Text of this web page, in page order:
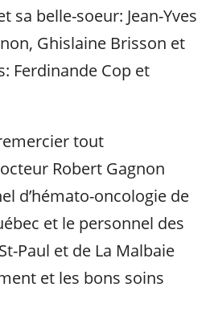
sa belle-soeur: Jean-Yves
Ghislaine Brisson et
Ferdinande Cop et
tout
Robert Gagnon
d’hémato-oncologie de
et le personnel des
Paul et de La Malbaie
et les bons soins